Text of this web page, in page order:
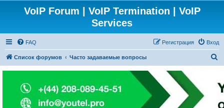
VoIP Forum | VoIP Termination | VoIP
Services
FAQ Вход
Регистрация
Список форумов Часто задаваемые вопросы
с
к